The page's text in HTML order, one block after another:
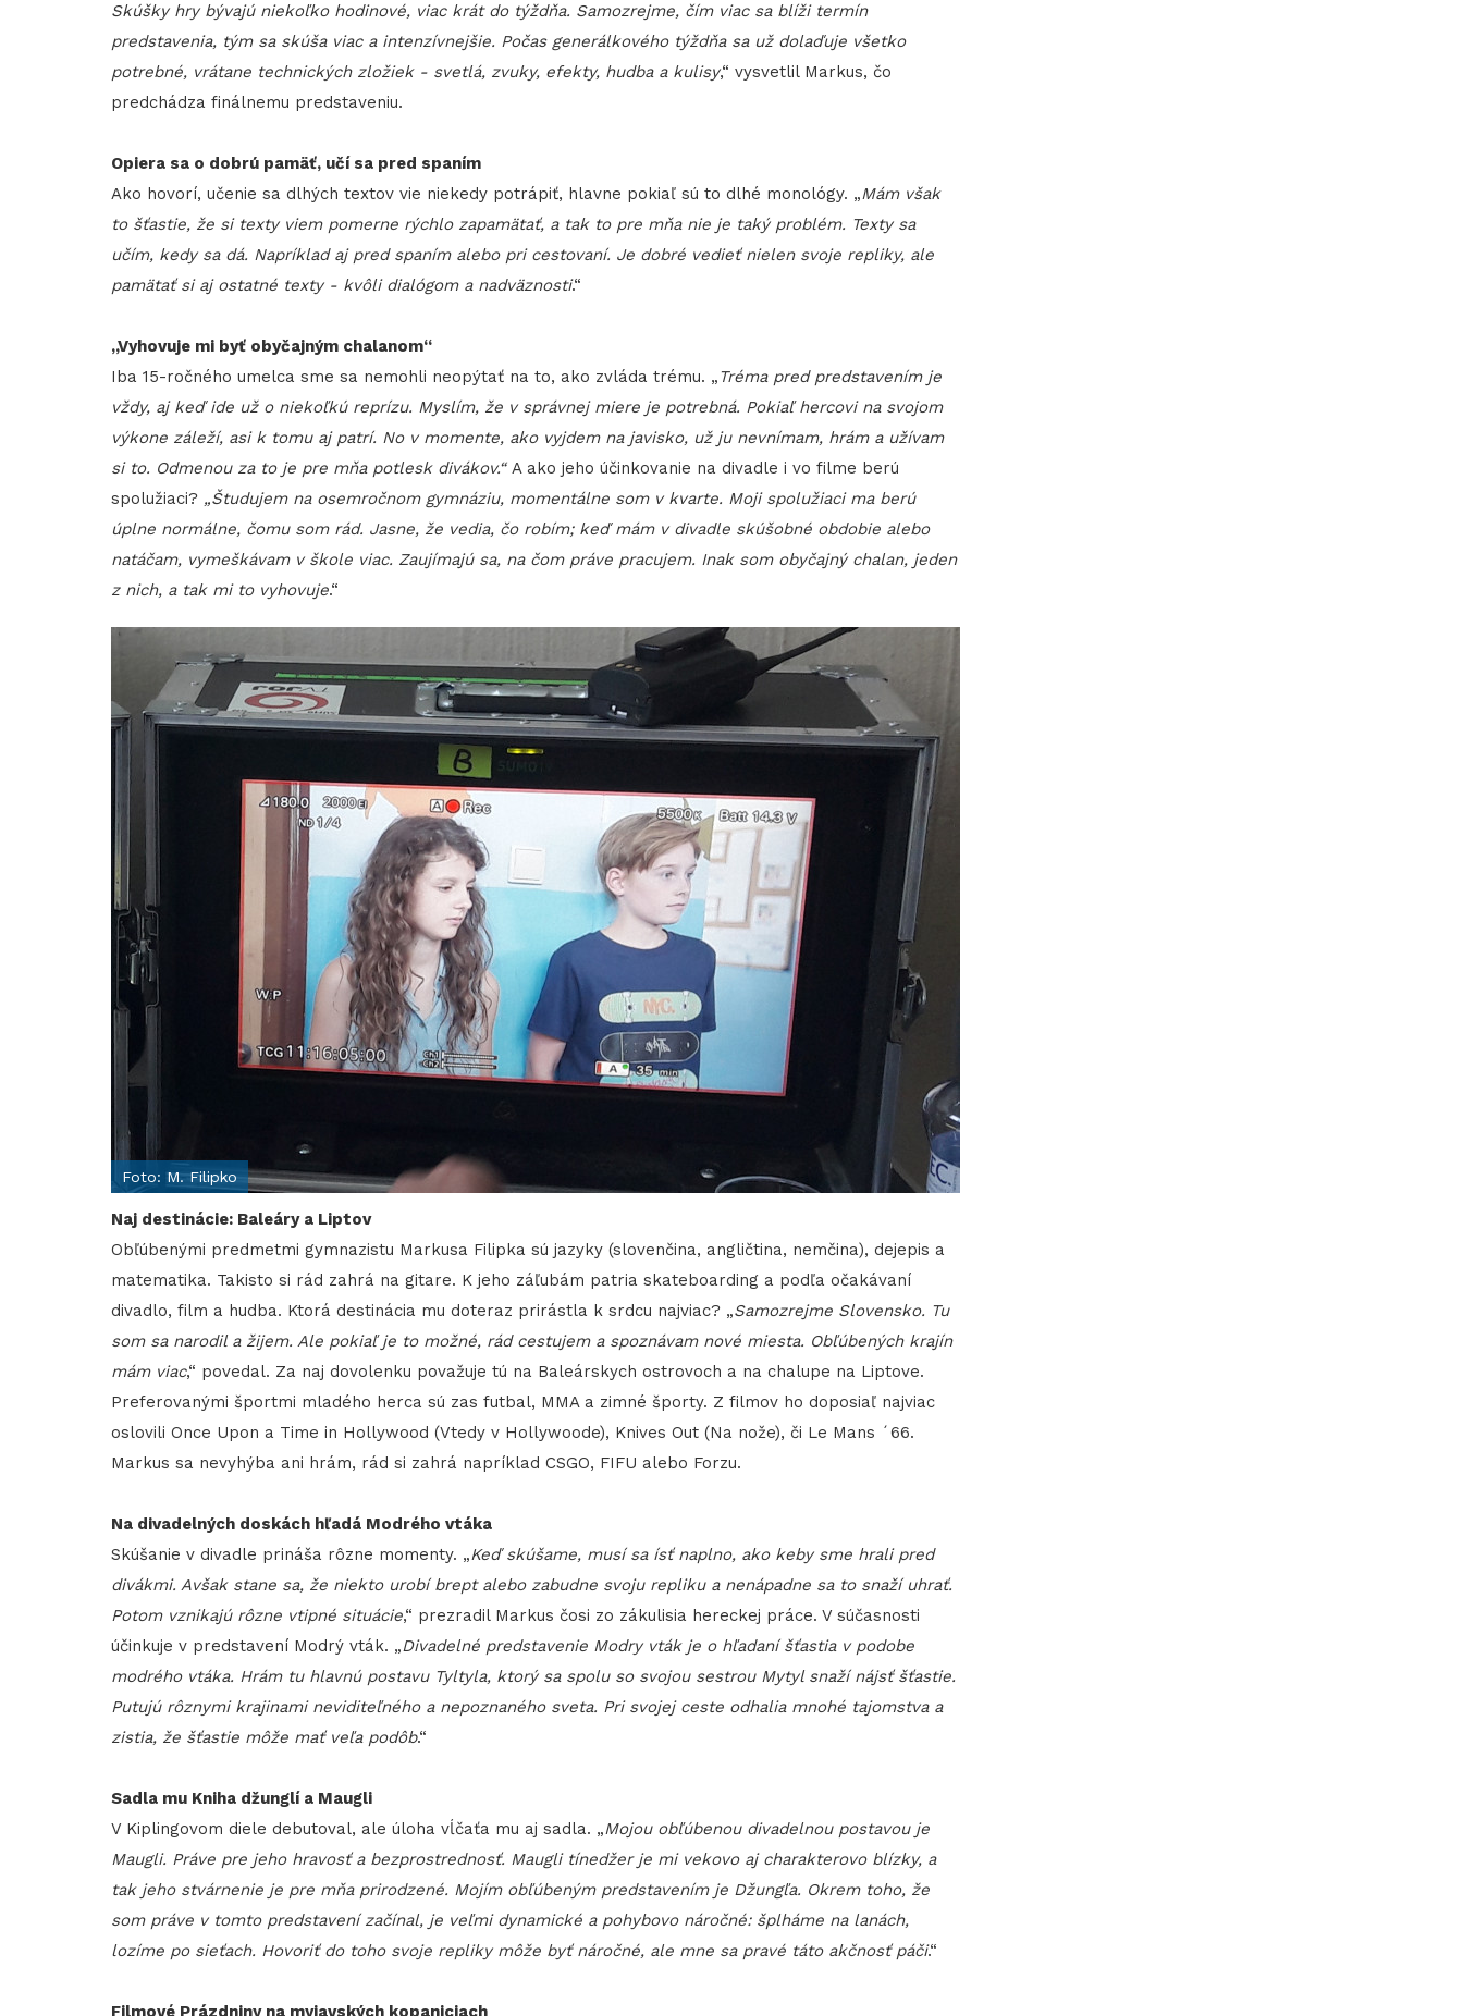
Skúšky hry bývajú niekoľko hodinové, viac krát do týždňa. Samozrejme, čím viac sa blíži termín
predstavenia, tým sa skúša viac a intenzívnejšie. Počas generálkového týždňa sa už dolaďuje všetko
potrebné, vrátane technických zložiek - svetlá, zvuky, efekty, hudba a kulisy,“ vysvetlil Markus, čo
predchádza finálnemu predstaveniu.
Opiera sa o dobrú pamäť, učí sa pred spaním
Ako hovorí, učenie sa dlhých textov vie niekedy potrápiť, hlavne pokiaľ sú to dlhé monológy. „Mám však
to šťastie, že si texty viem pomerne rýchlo zapamätať, a tak to pre mňa nie je taký problém. Texty sa
učím, kedy sa dá. Napríklad aj pred spaním alebo pri cestovaní. Je dobré vedieť nielen svoje repliky, ale
pamätať si aj ostatné texty - kvôli dialógom a nadväznosti.“
„Vyhovuje mi byť obyčajným chalanom“
Iba 15-ročného umelca sme sa nemohli neopýtať na to, ako zvláda trému. „Tréma pred predstavením je
vždy, aj keď ide už o niekoľkú reprízu. Myslím, že v správnej miere je potrebná. Pokiaľ hercovi na svojom
výkone záleží, asi k tomu aj patrí. No v momente, ako vyjdem na javisko, už ju nevnímam, hrám a užívam
si to. Odmenou za to je pre mňa potlesk divákov.“ A ako jeho účinkovanie na divadle i vo filme berú
spolužiaci? „Študujem na osemročnom gymnáziu, momentálne som v kvarte. Moji spolužiaci ma berú
úplne normálne, čomu som rád. Jasne, že vedia, čo robím; keď mám v divadle skúšobné obdobie alebo
natáčam, vymeškávam v škole viac. Zaujímajú sa, na čom práve pracujem. Inak som obyčajný chalan, jeden
z nich, a tak mi to vyhovuje.“
Foto: M. Filipko
Naj destinácie: Baleáry a Liptov
Obľúbenými predmetmi gymnazistu Markusa Filipka sú jazyky (slovenčina, angličtina, nemčina), dejepis a
matematika. Takisto si rád zahrá na gitare. K jeho záľubám patria skateboarding a podľa očakávaní
divadlo, film a hudba. Ktorá destinácia mu doteraz prirástla k srdcu najviac? „Samozrejme Slovensko. Tu
som sa narodil a žijem. Ale pokiaľ je to možné, rád cestujem a spoznávam nové miesta. Obľúbených krajín
mám viac,“ povedal. Za naj dovolenku považuje tú na Baleárskych ostrovoch a na chalupe na Liptove.
Preferovanými športmi mladého herca sú zas futbal, MMA a zimné športy. Z filmov ho doposiaľ najviac
oslovili Once Upon a Time in Hollywood (Vtedy v Hollywoode), Knives Out (Na nože), či Le Mans ´66.
Markus sa nevyhýba ani hrám, rád si zahrá napríklad CSGO, FIFU alebo Forzu.
Na divadelných doskách hľadá Modrého vtáka
Skúšanie v divadle prináša rôzne momenty. „Keď skúšame, musí sa ísť naplno, ako keby sme hrali pred
divákmi. Avšak stane sa, že niekto urobí brept alebo zabudne svoju repliku a nenápadne sa to snaží uhrať.
Potom vznikajú rôzne vtipné situácie,“ prezradil Markus čosi zo zákulisia hereckej práce. V súčasnosti
účinkuje v predstavení Modrý vták. „Divadelné predstavenie Modry vták je o hľadaní šťastia v podobe
modrého vtáka. Hrám tu hlavnú postavu Tyltyla, ktorý sa spolu so svojou sestrou Mytyl snaží nájsť šťastie.
Putujú rôznymi krajinami neviditeľného a nepoznaného sveta. Pri svojej ceste odhalia mnohé tajomstva a
zistia, že šťastie môže mať veľa podôb.“
Sadla mu Kniha džunglí a Maugli
V Kiplingovom diele debutoval, ale úloha vĺčaťa mu aj sadla. „Mojou obľúbenou divadelnou postavou je
Maugli. Práve pre jeho hravosť a bezprostrednosť. Maugli tínedžer je mi vekovo aj charakterovo blízky, a
tak jeho stvárnenie je pre mňa prirodzené. Mojím obľúbeným predstavením je Džungľa. Okrem toho, že
som práve v tomto predstavení začínal, je veľmi dynamické a pohybovo náročné: šplháme na lanách,
lozíme po sieťach. Hovoriť do toho svoje repliky môže byť náročné, ale mne sa pravé táto akčnosť páči.“
Filmové Prázdniny na myjavských kopaniciach